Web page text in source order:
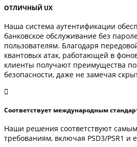
ОТЛИЧНЫЙ UX
Наша система аутентификации
банковское обслуживание без
пользователям. Благодаря
квантовых атак, работающей в
клиенты получают преимущества
безопасности, даже не замечая
Соответствует международным
Наши решения соответствуют
требованиям, включая PSD3/PSR1 и